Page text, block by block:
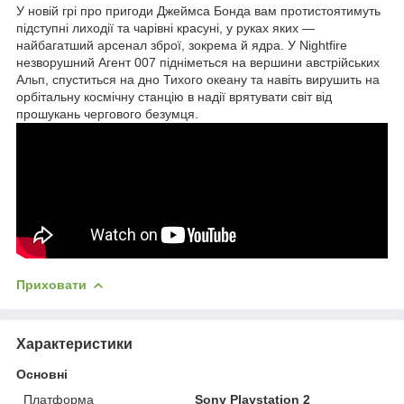
У новій грі про пригоди Джеймса Бонда вам протистоятимуть
підступні лиходії та чарівні красуні, у руках яких —
найбагатший арсенал зброї, зокрема й ядра. У Nightfire
незворушний Агент 007 підніметься на вершини австрійських
Альп, спуститься на дно Тихого океану та навіть вирушить на
орбітальну космічну станцію в надії врятувати світ від
прошукань чергового безумця.
Приховати
Характеристики
Основні
Платформа
Sony Playstation 2